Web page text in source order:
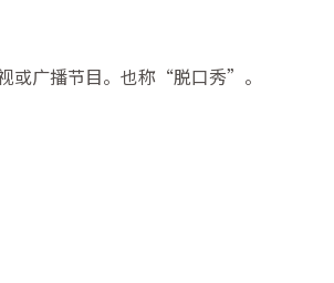
或广播节目。也称“脱口秀”。